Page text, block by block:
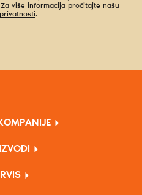
više informacija pročitajte našu
.